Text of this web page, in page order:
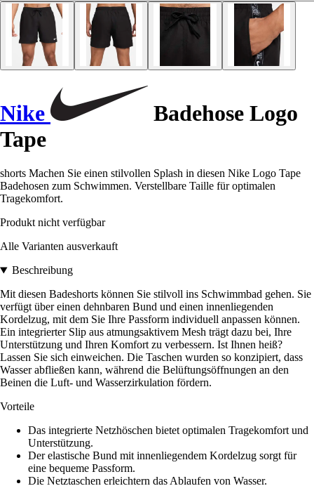
Nike
Badehose Logo
Tape
shorts Machen Sie einen stilvollen Splash in diesen Nike Logo Tape
Badehosen zum Schwimmen. Verstellbare Taille für optimalen
Tragekomfort.
Produkt nicht verfügbar
Alle Varianten ausverkauft
Beschreibung
Mit diesen Badeshorts können Sie stilvoll ins Schwimmbad gehen. Sie
verfügt über einen dehnbaren Bund und einen innenliegenden
Kordelzug, mit dem Sie Ihre Passform individuell anpassen können.
Ein integrierter Slip aus atmungsaktivem Mesh trägt dazu bei, Ihre
Unterstützung und Ihren Komfort zu verbessern. Ist Ihnen heiß?
Lassen Sie sich einweichen. Die Taschen wurden so konzipiert, dass
Wasser abfließen kann, während die Belüftungsöffnungen an den
Beinen die Luft- und Wasserzirkulation fördern.
Vorteile
Das integrierte Netzhöschen bietet optimalen Tragekomfort und
Unterstützung.
Der elastische Bund mit innenliegendem Kordelzug sorgt für
eine bequeme Passform.
Die Netztaschen erleichtern das Ablaufen von Wasser.